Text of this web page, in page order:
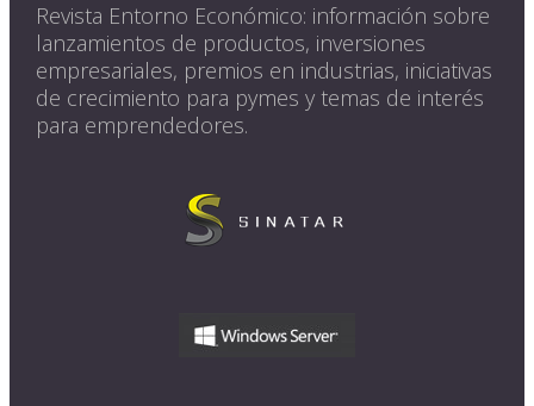
Revista Entorno Económico: información sobre
lanzamientos de productos, inversiones
empresariales, premios en industrias, iniciativas
de crecimiento para pymes y temas de interés
para emprendedores.